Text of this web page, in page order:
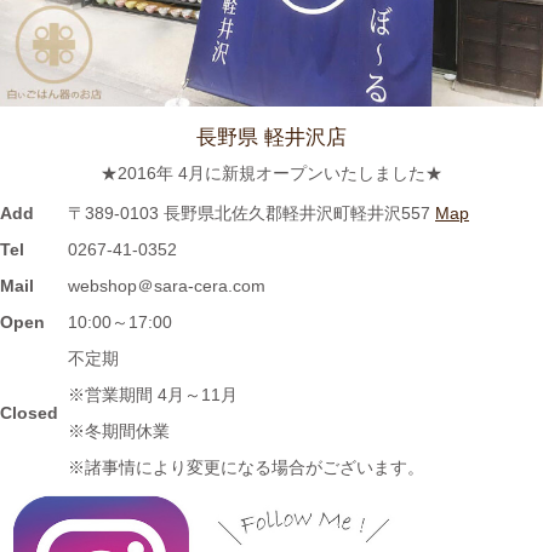
キング『レポドラ中継』コーナーに 白いごはん器のお店 らいす
ぼーる 小牧店が出演しました。
≪テレビで紹介されました≫ 2021年5月18日 CBCテレビ チャン
ト！『食卓を彩る豆皿活用術』コーナーに 白いごはん器のお店
らいすぼーる 小牧店が紹介されました。
2024/3/12
≪マガジンで掲載されました≫ 名鉄グループエリア 魅力発見マ
ガジンWind 2021年3月号「田縣神社前駅」に 白いごはん器のお
店 らいすぼーる 小牧店が掲載されました。
『お米特集』コーナーで MAG!C☆PRINCEの平野泰新さんが白
いごはん器のお店 らいすぼーる 春日井店にいらっしゃいまし
長野県 軽井沢店
★2016年 4月に新規オープンいたしました★
Add 〒389-0103 長野県北佐久郡軽井沢町軽井沢557 Map
Tel
0267-41-0352
Mail
webshop＠sara-cera.com
Open
10:00～17:00
Closed
不定期
※営業期間 4月～11月
※冬期間休業
※諸事情により変更になる場合がございます。